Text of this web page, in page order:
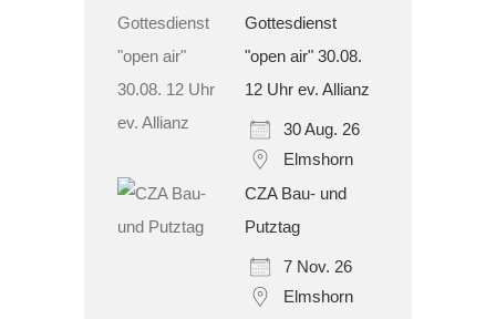
Gottesdienst
"open air" 30.08.
12 Uhr ev. Allianz
30 Aug. 26
Elmshorn
CZA Bau- und
Putztag
7 Nov. 26
Elmshorn